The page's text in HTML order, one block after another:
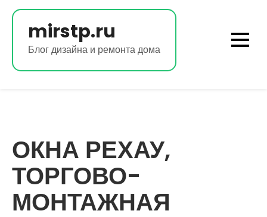
Перейти
содержимомуmirstp.ru
Блог дизайна и ремонта дома
ОКНА РЕХАУ,
ТОРГОВО-
МОНТАЖНАЯ